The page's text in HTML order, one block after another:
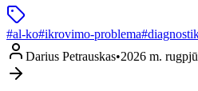
#al-ko#ikrovimo-problema#
Darius Petrauskas•2026 m.